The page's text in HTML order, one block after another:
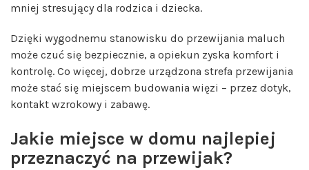
mniej stresujący dla rodzica i dziecka.
Dzięki wygodnemu stanowisku do przewijania maluch
może czuć się bezpiecznie, a opiekun zyska komfort i
kontrolę. Co więcej, dobrze urządzona strefa przewijania
może stać się miejscem budowania więzi – przez dotyk,
kontakt wzrokowy i zabawę.
Jakie miejsce w domu najlepiej
przeznaczyć na przewijak?